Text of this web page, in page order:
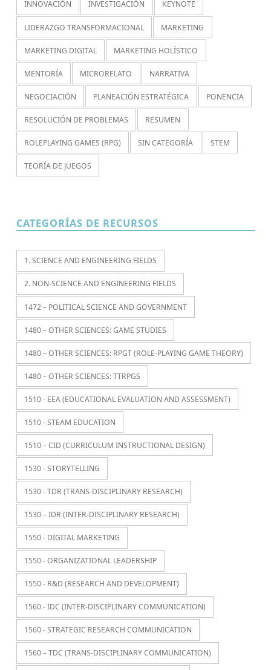
INNOVACIÓN INVESTIGACIÓN KEYNOTE
LIDERAZGO TRANSFORMACIONAL MARKETING
MARKETING DIGITAL MARKETING HOLÍSTICO
MENTORÍA MICRORELATO NARRATIVA
NEGOCIACIÓN PLANEACIÓN ESTRATÉGICA PONENCIA
RESOLUCIÓN DE PROBLEMAS RESUMEN
ROLEPLAYING GAMES (RPG) SIN CATEGORÍA STEM
TEORÍA DE JUEGOS
CATEGORÍAS DE RECURSOS
1. SCIENCE AND ENGINEERING FIELDS
2. NON-SCIENCE AND ENGINEERING FIELDS
1472 – POLITICAL SCIENCE AND GOVERNMENT
1480 – OTHER SCIENCES: GAME STUDIES
1480 – OTHER SCIENCES: RPGT (ROLE-PLAYING GAME THEORY)
1480 – OTHER SCIENCES: TTRPGS
1510 - EEA (EDUCATIONAL EVALUATION AND ASSESSMENT)
1510 - STEAM EDUCATION
1510 – CID (CURRICULUM INSTRUCTIONAL DESIGN)
1530 - STORYTELLING
1530 - TDR (TRANS-DISCIPLINARY RESEARCH)
1530 – IDR (INTER-DISCIPLINARY RESEARCH)
1550 - DIGITAL MARKETING
1550 - ORGANIZATIONAL LEADERSHIP
1550 - R&D (RESEARCH AND DEVELOPMENT)
1560 - IDC (INTER-DISCIPLINARY COMMUNICATION)
1560 - STRATEGIC RESEARCH COMMUNICATION
1560 – TDC (TRANS-DISCIPLINARY COMMUNICATION)